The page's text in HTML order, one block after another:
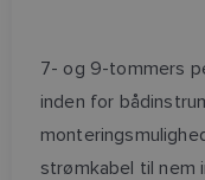
7- og 9-tommers
inden for
strømkabel til nem